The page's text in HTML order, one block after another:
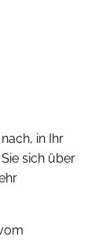
in Ihr
sich über